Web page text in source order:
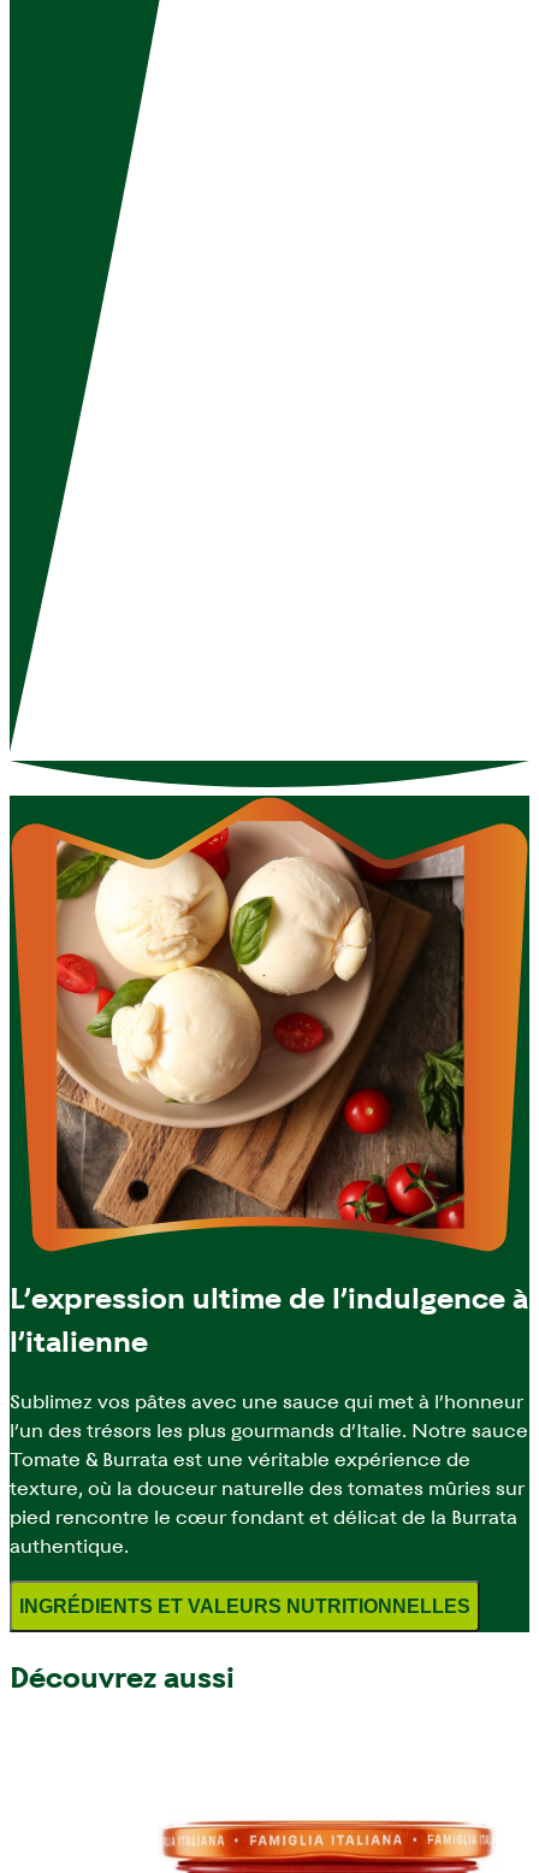
L’expression ultime de l’indulgence à
l’italienne
Sublimez vos pâtes avec une sauce qui met à l’honneur
l’un des trésors les plus gourmands d’Italie. Notre sauce
Tomate & Burrata est une véritable expérience de
texture, où la douceur naturelle des tomates mûries sur
pied rencontre le cœur fondant et délicat de la Burrata
authentique.
INGRÉDIENTS ET VALEURS NUTRITIONNELLES
Découvrez aussi